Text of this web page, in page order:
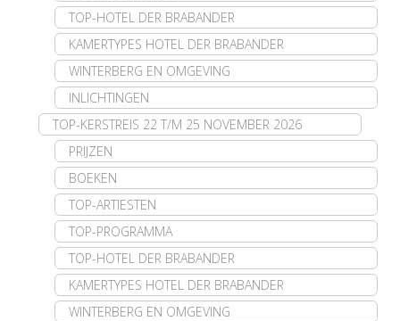
TOP-HOTEL DER BRABANDER
KAMERTYPES HOTEL DER BRABANDER
WINTERBERG EN OMGEVING
INLICHTINGEN
TOP-KERSTREIS 22 T/M 25 NOVEMBER 2026
PRIJZEN
BOEKEN
TOP-ARTIESTEN
TOP-PROGRAMMA
TOP-HOTEL DER BRABANDER
KAMERTYPES HOTEL DER BRABANDER
WINTERBERG EN OMGEVING